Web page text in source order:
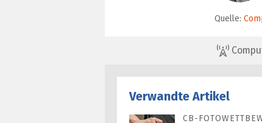
Quelle:
Verwandte Artikel
CB-